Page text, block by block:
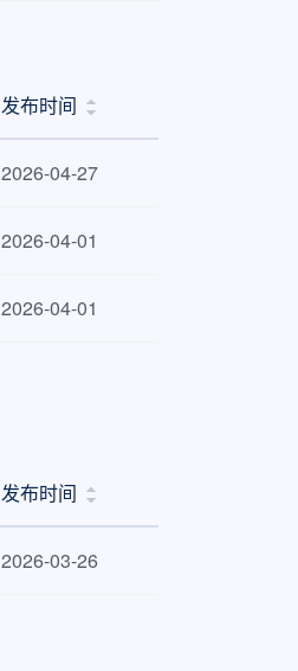
发布时间
2026-04-27
2026-04-01
2026-04-01
发布时间
2026-03-26